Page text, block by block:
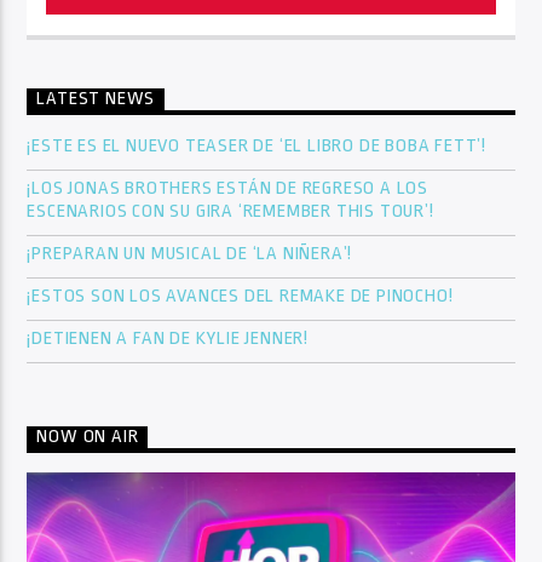
LATEST NEWS
¡ESTE ES EL NUEVO TEASER DE ‘EL LIBRO DE BOBA FETT’!
¡LOS JONAS BROTHERS ESTÁN DE REGRESO A LOS
ESCENARIOS CON SU GIRA ‘REMEMBER THIS TOUR’!
¡PREPARAN UN MUSICAL DE ‘LA NIÑERA’!
¡ESTOS SON LOS AVANCES DEL REMAKE DE PINOCHO!
¡DETIENEN A FAN DE KYLIE JENNER!
NOW ON AIR